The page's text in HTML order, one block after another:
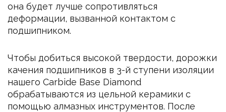
она будет лучше сопротивляться
деформации, вызванной контактом с
подшипником.
Чтобы добиться высокой твердости, дорожки
качения подшипников в 3-й ступени изоляции
нашего Carbide Base Diamond
обрабатываются из цельной керамики с
помощью алмазных инструментов. После